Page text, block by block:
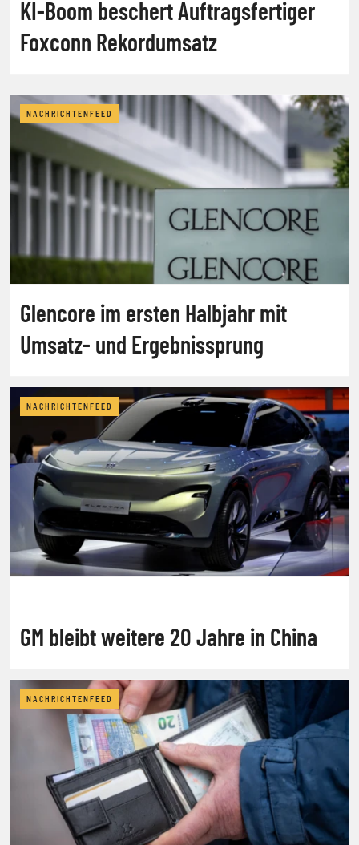
KI-Boom beschert Auftragsfertiger
Foxconn Rekordumsatz
NACHRICHTENFEED
Glencore im ersten Halbjahr mit
Umsatz- und Ergebnissprung
NACHRICHTENFEED
GM bleibt weitere 20 Jahre in China
NACHRICHTENFEED